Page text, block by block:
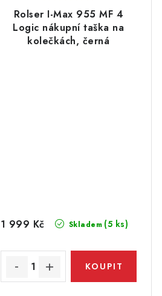
Rolser I-Max 955 MF 4
Logic nákupní taška na
kolečkách, černá
Skladem (5 ks)
1 999 Kč